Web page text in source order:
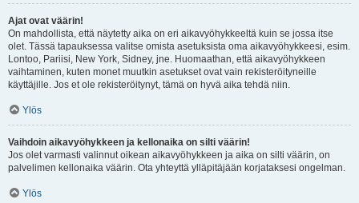
Ajat ovat väärin!
On mahdollista, että näytetty aika on eri aikavyöhykkeeltä kuin se jossa itse
olet. Tässä tapauksessa valitse omista asetuksista oma aikavyöhykkeesi, esim.
Lontoo, Pariisi, New York, Sidney, jne. Huomaathan, että aikavyöhykkeen
vaihtaminen, kuten monet muutkin asetukset ovat vain rekisteröityneille
käyttäjille. Jos et ole rekisteröitynyt, tämä on hyvä aika tehdä niin.
Ylös
Vaihdoin aikavyöhykkeen ja kellonaika on silti väärin!
Jos olet varmasti valinnut oikean aikavyöhykkeen ja aika on silti väärin, on
palvelimen kellonaika väärin. Ota yhteyttä ylläpitäjään korjataksesi ongelman.
Ylös